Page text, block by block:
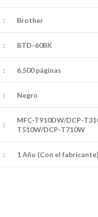
: Brother
: BTD-60BK
: 6,500 páginas
: Negro
:
MFC-T910DW/DCP-
T510W/DCP-T710W
: 1 Año (Con el fabricante)